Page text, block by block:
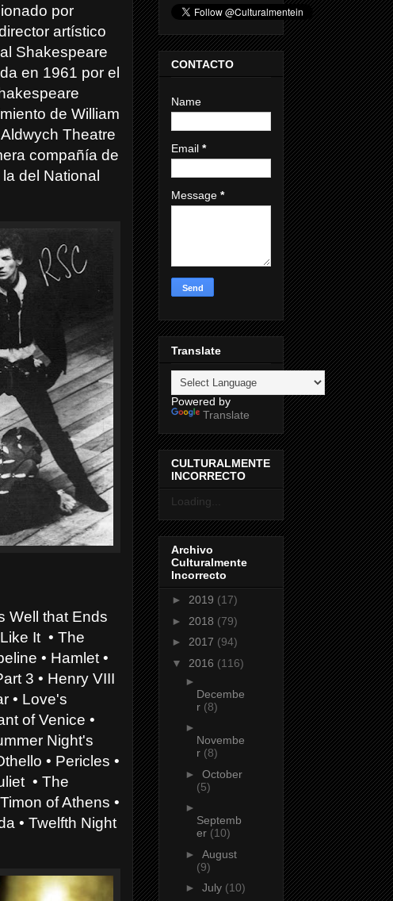
por
artístico
Shakespeare
en 1961 por el
de William
Theatre
compañía de
del National
Well that Ends
It • The
• Hamlet •
3 • Henry VIII
• Love's
of Venice •
Night's
• Pericles •
• The
of Athens •
• Twelfth Night
CONTACTO
Name
Email *
Message *
Translate
Powered by
Translate
CULTURALMENTE
INCORRECTO
Loading...
Archivo
Culturalmente
Incorrecto
► 2019 (17)
► 2018 (79)
► 2017 (94)
▼ 2016 (116)
►
Decembe
r (8)
►
Novembe
r (8)
► October
(5)
►
Septemb
er (10)
► August
(9)
► July (10)